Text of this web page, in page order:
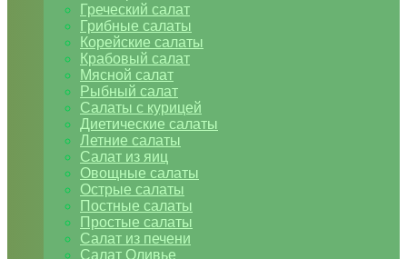
Греческий салат
Грибные салаты
Корейские салаты
Крабовый салат
Мясной салат
Рыбный салат
Салаты с курицей
Диетические салаты
Летние салаты
Салат из яиц
Овощные салаты
Острые салаты
Постные салаты
Простые салаты
Салат из печени
Салат Оливье